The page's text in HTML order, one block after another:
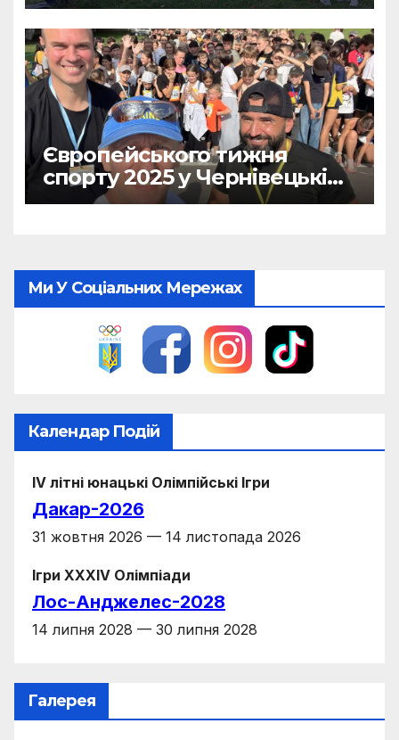
Європейського тижня
спорту 2025 у Чернівецькій
області!
Ми У Соціальних Мережах
Календар Подій
IV літні юнацькі Олімпійські Ігри
Дакар-2026
31 жовтня 2026 — 14 листопада 2026
Ігри XXXIV Олімпіади
Лос-Анджелес-2028
14 липня 2028 — 30 липня 2028
Галерея